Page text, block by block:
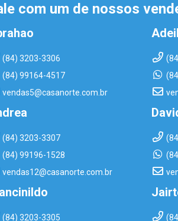
com um de nossos
(84) 3203-3306
(84) 99164-4517
vendas5@casanorte.com.br
(84) 3203-3307
(84) 99196-1528
vendas12@casanorte.com.br
(84) 3203-3305